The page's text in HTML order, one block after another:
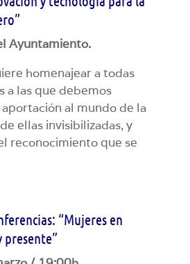
Ayuntamiento.
homenajear a todas
a las que debemos
al mundo de la
ellas invisibilizadas, y
reconocimiento que se
“Mujeres en
presente”